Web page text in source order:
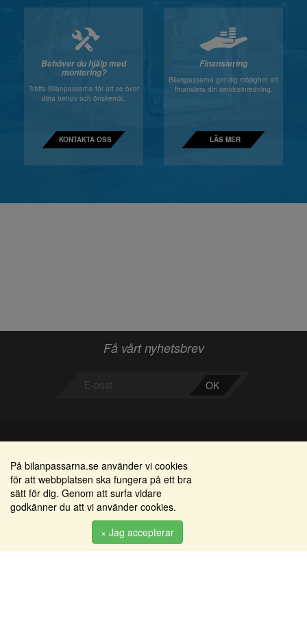
Behöver du hjälp med
montering?
Träffa Bilanpassarna för att se över
dina behov och önskemål.
KONTAKTA OSS
Finansiering
Bilanpassarna ger dig möjlighet att
finansiera din serviceinredning.
LÄS MER
Få vårt nyhetsbrev
OK
Bilanpassarna
Smedjegatan 22
352 46 Växjö
info@bilanpassarna.se
Områden
Alkomätare / alkolås
Elprodukter
Serviceinredningar
Tillbehörs artiklar
På bilanpassarna.se använder vi cookies
för att webbplatsen ska fungera på ett bra
sätt för dig. Genom att surfa vidare
godkänner du att vi använder cookies.
× Jag accepterar